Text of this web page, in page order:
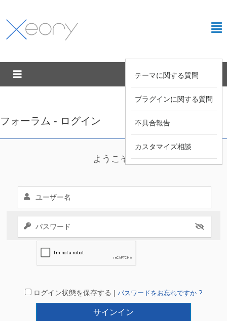
テーマに関する質問
プラグインに関する質問
不具合報告
カスタマイズ相談
フォーラム - ログイン
ようこそ !
ログイン状態を保存する | パスワードをお忘れですか ?